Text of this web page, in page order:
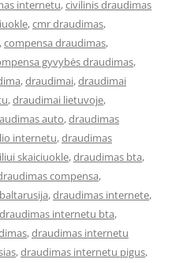
internetu,civilinis draudimas
,cmr draudimas,
,compensa draudimas,
gyvybės draudimas,
,draudimai,draudimai
,draudimai lietuvoje,
auto,draudimas
internetu,draudimas
skaiciuokle,draudimas bta,
compensa,
,draudimas internete,
draudimas internetu bta,
,draudimas internetu
,draudimas internetu pigus,